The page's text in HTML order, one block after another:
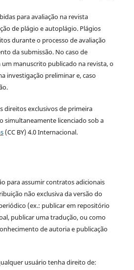
para avaliação na revista
de plágio e autoplágio. Plágios
durante o processo de avaliação
da submissão. No caso de
manuscrito publicado na revista, o
investigação preliminar e, caso
direitos exclusivos de primeira
simultaneamente licenciado sob a
(CC BY) 4.0 Internacional.
para assumir contratos adicionais
não exclusiva da versão do
(ex.: publicar em repositório
publicar uma tradução, ou como
de autoria e publicação
usuário tenha direito de: